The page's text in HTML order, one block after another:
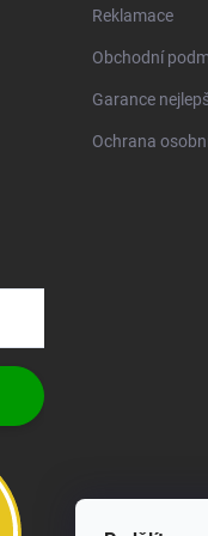
Reklamace
Obchodní
Garance
Ochrana